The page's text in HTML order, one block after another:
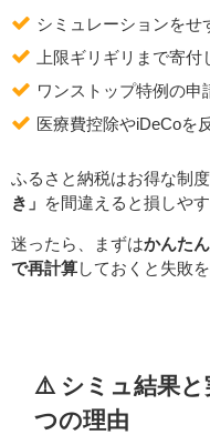
シミュレーションをせ
上限ギリギリまで寄
ワンストップ特例の申
医療費控除やiDeCoを
ふるさと納税はお得な制度
き」
を間違えると損しやす
迷ったら、まずはかんた
で再計算 しておくと失敗
⚠️ シミュ結果と
つの理由